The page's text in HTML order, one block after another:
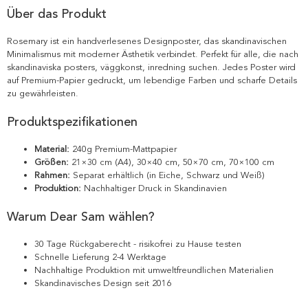
Über das Produkt
Rosemary ist ein handverlesenes Designposter, das skandinavischen
Minimalismus mit moderner Ästhetik verbindet. Perfekt für alle, die nach
skandinaviska posters, väggkonst, inredning suchen. Jedes Poster wird
auf Premium-Papier gedruckt, um lebendige Farben und scharfe Details
zu gewährleisten.
Produktspezifikationen
Material: 240g Premium-Mattpapier
Größen: 21×30 cm (A4), 30×40 cm, 50×70 cm, 70×100 cm
Rahmen: Separat erhältlich (in Eiche, Schwarz und Weiß)
Produktion: Nachhaltiger Druck in Skandinavien
Warum Dear Sam wählen?
30 Tage Rückgaberecht - risikofrei zu Hause testen
Schnelle Lieferung 2-4 Werktage
Nachhaltige Produktion mit umweltfreundlichen Materialien
Skandinavisches Design seit 2016